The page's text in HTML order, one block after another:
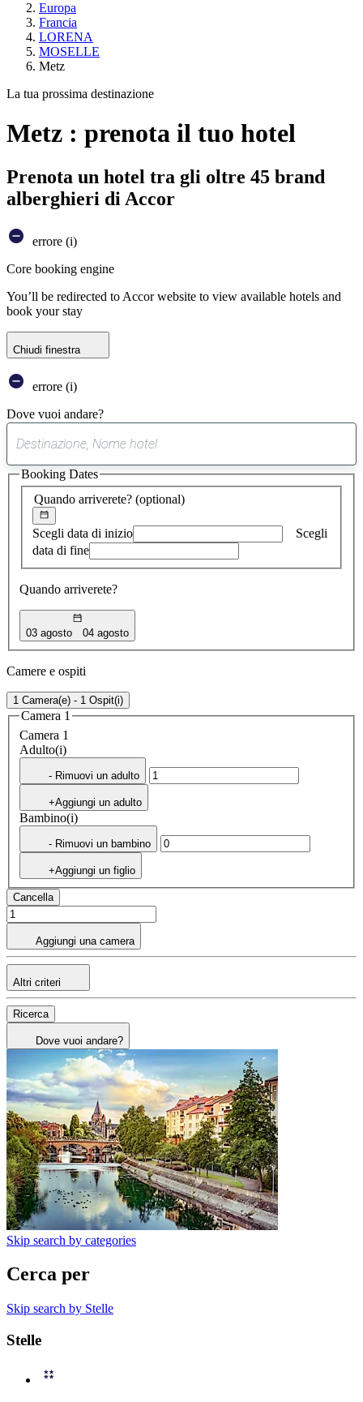
Europa
Francia
LORENA
MOSELLE
Metz
La tua prossima destinazione
Metz : prenota il tuo hotel
Prenota un hotel tra gli oltre 45 brand
alberghieri di Accor
errore (i)
Core booking engine
You’ll be redirected to Accor website to view available hotels and
book your stay
Chiudi finestra
errore (i)
Dove vuoi andare?
suggerimento
trovato
Quando arriverete? (optional)
Scegli data di inizio
Scegli
data di fine
Quando arriverete?
03 agosto 04 agosto
Booking Dates
Camere e ospiti
1 Camera(e) - 1 Ospit(i)
Camera 1
Camera 1
Adulto(i)
- Rimuovi un adulto
+Aggiungi un adulto
Bambino(i)
- Rimuovi un bambino
+Aggiungi un figlio
Cancella
Aggiungi una camera
Altri criteri
Ricerca
Dove vuoi andare?
Skip search by categories
Cerca per
Skip search by Stelle
Stelle